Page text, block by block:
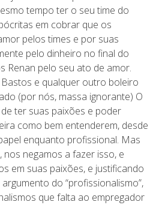
tempo ter o seu time do
em cobrar que os
pelos times e por suas
pelo dinheiro no final do
Renan pelo seu ato de amor.
Bastos e qualquer outro boleiro
(por nós, massa ignorante) O
de ter suas paixões e poder
como bem entenderem, desde
enquanto profissional. Mas
nos negamos a fazer isso, e
em suas paixões, e justificando
do “profissionalismo”,
que falta ao empregador